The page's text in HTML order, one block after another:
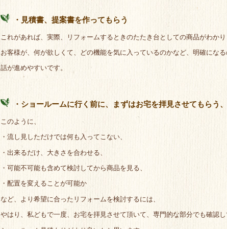
・見積書、提案書を作ってもらう
これがあれば、実際、リフォームするときのたたき台としての商品がわか
お客様が、何が欲しくて、どの機能を気に入っているのかなど、明確にな
話が進めやすいです。
・ショールームに行く前に、まずはお宅を拝見させてもらう
このように、
・流し見しただけでは何も入ってこない、
・出来るだけ、大きさを合わせる、
・可能不可能も含めて検討してから商品を見る、
・配置を変えることが可能か
など、より希望に合ったリフォームを検討するには、
やはり、私どもで一度、お宅を拝見させて頂いて、専門的な部分でも確認